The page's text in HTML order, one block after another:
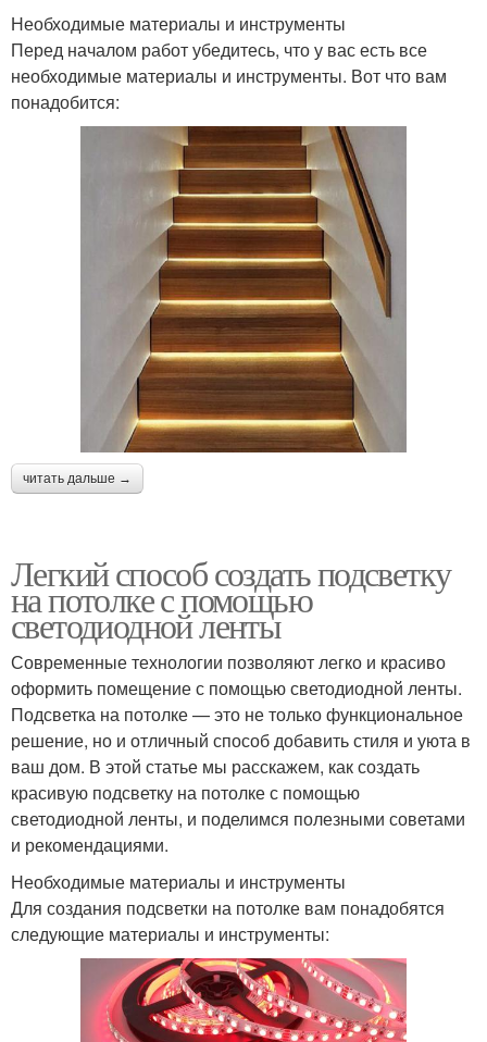
Необходимые материалы и инструменты
Перед началом работ убедитесь, что у вас есть все
необходимые материалы и инструменты. Вот что вам
понадобится:
читать дальше →
Легкий способ создать подсветку
на потолке с помощью
светодиодной ленты
Современные технологии позволяют легко и красиво
оформить помещение с помощью светодиодной ленты.
Подсветка на потолке — это не только функциональное
решение, но и отличный способ добавить стиля и уюта в
ваш дом. В этой статье мы расскажем, как создать
красивую подсветку на потолке с помощью
светодиодной ленты, и поделимся полезными советами
и рекомендациями.
Необходимые материалы и инструменты
Для создания подсветки на потолке вам понадобятся
следующие материалы и инструменты: